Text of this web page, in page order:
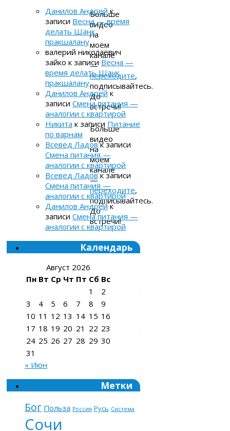
Больше
видео
на
моём
канале
—
переходите,
подписывайтесь.
До
встречи!
Больше
видео
на
моём
канале
—
переходите,
подписывайтесь.
До
встречи!
Данилов Андрейк
записи Весна — время
делать Шанк
пракшалану
валерий николаевич
зайко к записи Весна —
время делать Шанк
пракшалану
Данилов Андрей к
записи Смена питания —
аналогии с квартирой
Никита к записи Питание
по варнам
Всевед Ладовк записи
Смена питания —
аналогии с квартирой
Всевед Ладовк записи
Смена питания —
аналогии с квартирой
Данилов Андрейк
записи Смена питания —
аналогии с квартирой
Календарь
Август 2026
Пн Вт Ср Чт Пт Сб Вс
1
2
3
4 5 6 7 8
9
10 11 12 13 14 15 16
17 18 19 20 21 22 23
24 25 26 27 28 29 30
31
« Июн
Метки
Бог Польза Россия Русь Система
Сочи